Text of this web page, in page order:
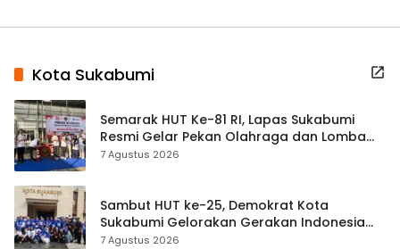
Kota Sukabumi
Semarak HUT Ke-81 RI, Lapas Sukabumi
Resmi Gelar Pekan Olahraga dan Lomba
Tradisional
7 Agustus 2026
Sambut HUT ke-25, Demokrat Kota
Sukabumi Gelorakan Gerakan Indonesia
ASRI Lewat Aksi Bersih Masjid Agung
7 Agustus 2026